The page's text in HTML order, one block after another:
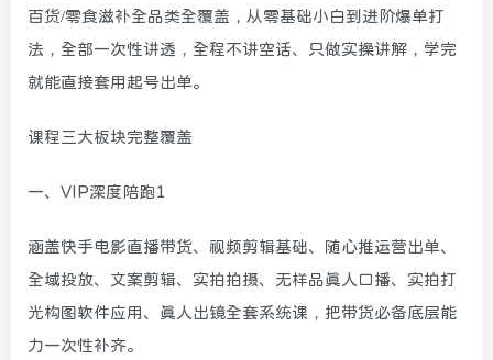
百货/零食滋补全品类全覆盖，从零基础小白到进阶爆单打
法，全部一次性讲透，全程不讲空话、只做实操讲解，学完
就能直接套用起号出单。
课程三大板块完整覆盖
一、VIP深度陪跑1
涵盖快手电影直播带货、视频剪辑基础、随心推运营出单、
全域投放、文案剪辑、实拍拍摄、无样品真人口播、实拍打
光构图软件应用、真人出镜全套系统课，把带货必备底层能
力一次性补齐。